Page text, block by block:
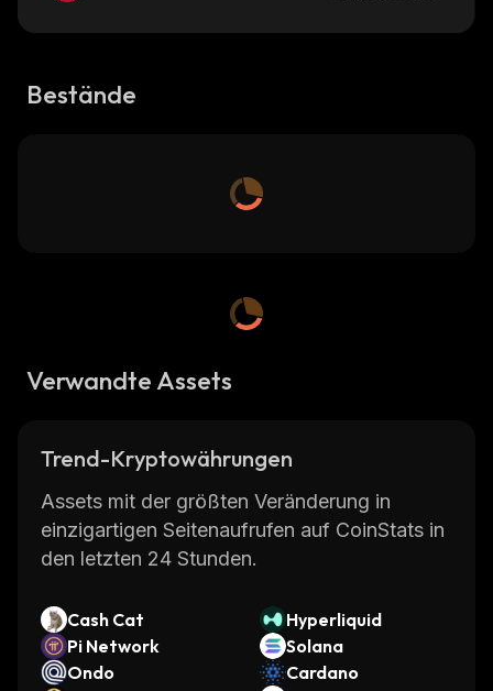
Bestände
Verwandte Assets
Trend-Kryptowährungen
Assets mit der größten Veränderung in
einzigartigen Seitenaufrufen auf CoinStats in
den letzten 24 Stunden.
Cash Cat
Hyperliquid
Pi Network
Solana
Ondo
Cardano